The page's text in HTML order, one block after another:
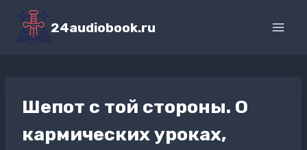
Перейти
содержимому
24audiobook.ru
Шепот с той стороны. О
кармических уроках,